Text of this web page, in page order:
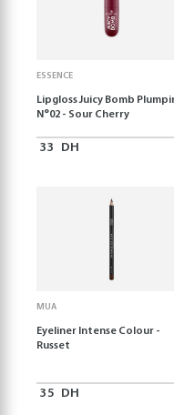
ESSENCE
Lipgloss Juicy Bomb
N°02 - Sour Cherry
33 DH
MUA
Eyeliner Intense Colour -
Russet
35 DH